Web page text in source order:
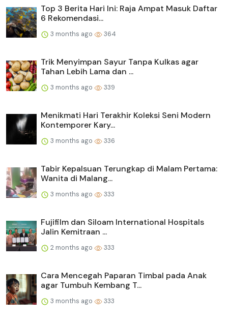
Top 3 Berita Hari Ini: Raja Ampat Masuk Daftar
6 Rekomendasi...
3 months ago 364
Trik Menyimpan Sayur Tanpa Kulkas agar
Tahan Lebih Lama dan ...
3 months ago 339
Menikmati Hari Terakhir Koleksi Seni Modern
Kontemporer Kary...
3 months ago 336
Tabir Kepalsuan Terungkap di Malam Pertama:
Wanita di Malang...
3 months ago 333
Fujifilm dan Siloam International Hospitals
Jalin Kemitraan ...
2 months ago 333
Cara Mencegah Paparan Timbal pada Anak
agar Tumbuh Kembang T...
3 months ago 333